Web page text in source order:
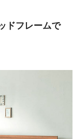
ドフレームで